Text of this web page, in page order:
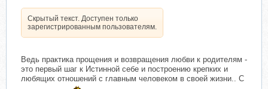
Скрытый текст. Доступен только
зарегистрированным пользователям.
Ведь практика прощения и возвращения любви к родителям -
это первый шаг к Истинной себе и построению крепких и
любящих отношений с главным человеком в своей жизни.. С